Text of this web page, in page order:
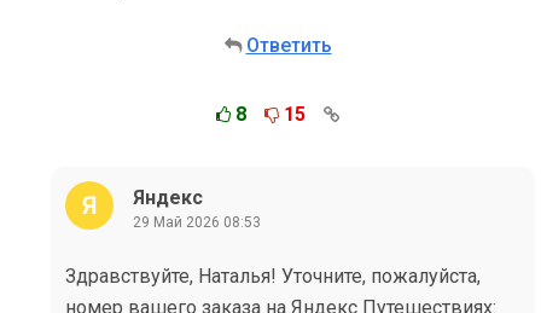
Ответить
8 15
Яндекс
29 Май 2026 08:53
Здравствуйте, Наталья! Уточните, пожалуйста,
номер вашего заказа на Яндекс Путешествиях: